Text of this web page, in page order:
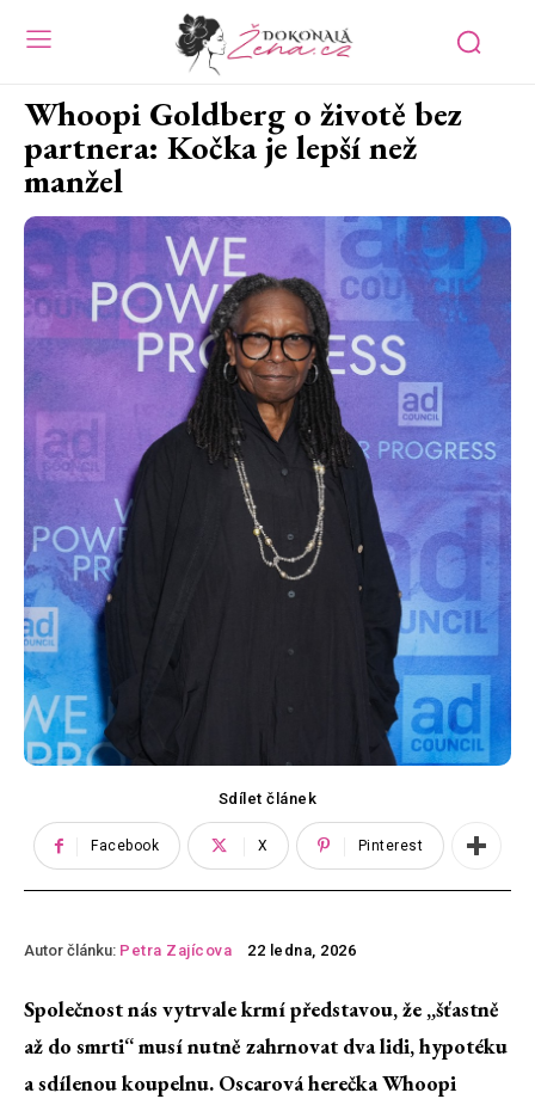
Whoopi Goldberg o životě bez
partnera: Kočka je lepší než
manžel
Sdílet článek
Facebook X Pinterest
Autor článku: Petra Zajícova 22 ledna, 2026
Společnost nás vytrvale krmí představou, že „šťastně
až do smrti“ musí nutně zahrnovat dva lidi, hypotéku
a sdílenou koupelnu. Oscarová herečka Whoopi